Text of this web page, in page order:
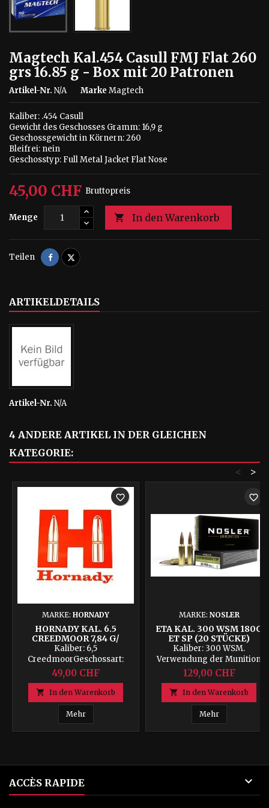
Magtech Kal.454 Casull FMJ Flat 260
grs 16.85 g - Box mit 20 Patronen
Artikel-Nr. N/A Marke Magtech
Kaliber: .454 Casull
Gewicht des Geschosses Gramm: 16,9 g
Geschossgewicht in Körnern: 260
Bleifrei: nein
Geschosstyp: Full Metal Jacket Flat Nose
45,00 CHF Bruttopreis
Menge  In den Warenkorb
Teilen TeilenTweet
ARTIKELDETAILS
Artikel-Nr. N/A
4 ANDERE ARTIKEL IN DER GLEICHEN
KATEGORIE:
>
<
MARKE: HORNADY
HORNADY KAL. 6.5
CREEDMOOR 7,84 G/
120GRS GMX - BOX MIT
20 PATRONEN
Kaliber: 6,5
CreedmoorGeschossart:
GMX Gewicht des
Geschosses: 120 grains / 7,84
Gramm
49,00 CHF
 In den Warenkorb
MehrHornady Kal. 6.5 Creedmoor 7,84 g/ 120grs GMX
favorite_border
MARKE: NOSLER
ETA KAL. 300 WSM 180G
ET SP (20 STÜCKE)
Kaliber: 300 WSM.
Verwendung der Munition
Wild in Hirschgröße.
Geschossprofil: Spitzer
Geschossart: Spitzer Gewicht
des Geschosses: 180 g
Bleifrei: Ja Länge des
Testlaufs: 24 Zoll Rotation
des Testlaufs: 1- 10 Zoll
129,00 CHF
 In den Warenkorb
MehrETA Kal. 300
favorite_border
ACCÈS RAPIDE 